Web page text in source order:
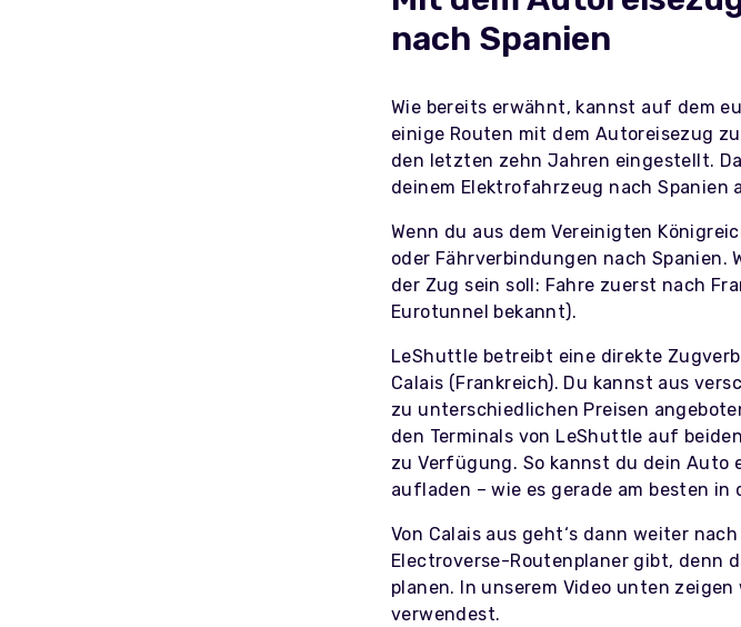
nach Spanien
Wie bereits erwähnt, kannst auf dem
einige Routen mit dem Autoreisezug
den letzten zehn Jahren eingestellt.
deinem Elektrofahrzeug nach Spanien
Wenn du aus dem Vereinigten
oder Fährverbindungen nach Spanien.
der Zug sein soll: Fahre zuerst nach
Eurotunnel bekannt).
LeShuttle betreibt eine direkte
Calais (Frankreich). Du kannst aus
zu unterschiedlichen Preisen
den Terminals von LeShuttle auf
zu Verfügung. So kannst du dein
aufladen – wie es gerade am besten in
Von Calais aus geht‘s dann weiter
Electroverse-Routenplaner gibt, denn
planen. In unserem Video unten
verwendest.